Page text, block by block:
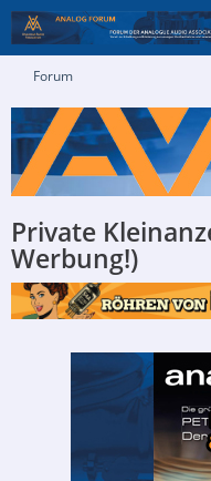
Forum
Private
Werbung!)